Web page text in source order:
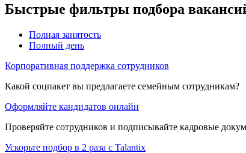
Быстрые фильтры подбора
Полная занятость
Полный день
Корпоративная поддержка сотрудников
Какой соцпакет вы предлагаете семейным сотрудникам?
Оформляйте кандидатов онлайн
Проверяйте сотрудников и подписывайте кадровые
Ускорьте подбор в 2 раза с Talantix